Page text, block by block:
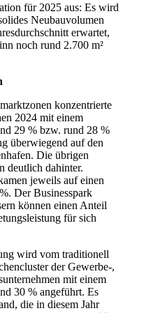
für 2025 aus: Es wird
Neubauvolumen
erwartet,
noch rund 2.700 m²
konzentrierte
2024 mit einem
29 % bzw. rund 28 %
überwiegend auf den
Die übrigen
deutlich dahinter.
jeweils auf einen
Der Businesspark
können einen Anteil
für sich
wird vom traditionell
der Gewerbe-,
mit einem
30 % angeführt. Es
die in diesem Jahr